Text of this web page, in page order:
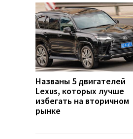
Названы 5 двигателей
Lexus, которых лучше
избегать на вторичном
рынке